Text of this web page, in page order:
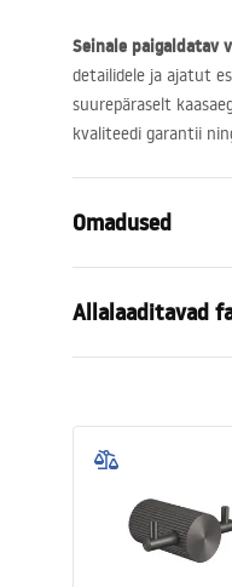
Seinale paigaldatav
detailidele ja ajatut
suurepäraselt
kvaliteedi garantii
Omadused
Materjal
Paigaldusviis
Seeria
Garantii
Allalaaditavad
Accessories_-